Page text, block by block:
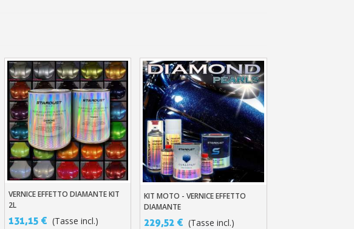
Aggiungi Al Carrello
VERNICE EFFETTO DIAMANTE KIT
2L
131,15 € (Tasse incl.)
Aggiungi Al Carrello
KIT MOTO - VERNICE EFFETTO
DIAMANTE
229,52 € (Tasse incl.)